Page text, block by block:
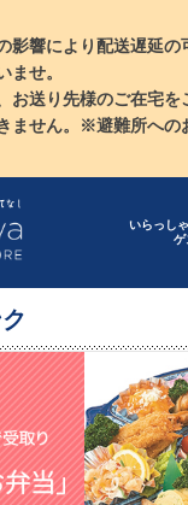
影響により配送遅延の
ませ。
送り先様のご在宅を
ません。※避難所への
いらっし
ゲ